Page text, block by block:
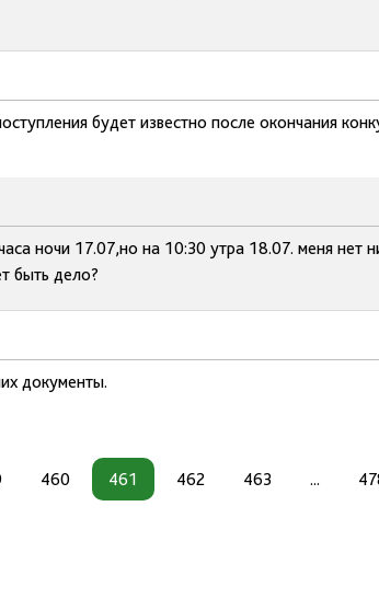
будет известно после окончания
ночи 17.07,но на 10:30 утра 18.07. меня нет
быть дело?
документы.
460 461 462 463 ...